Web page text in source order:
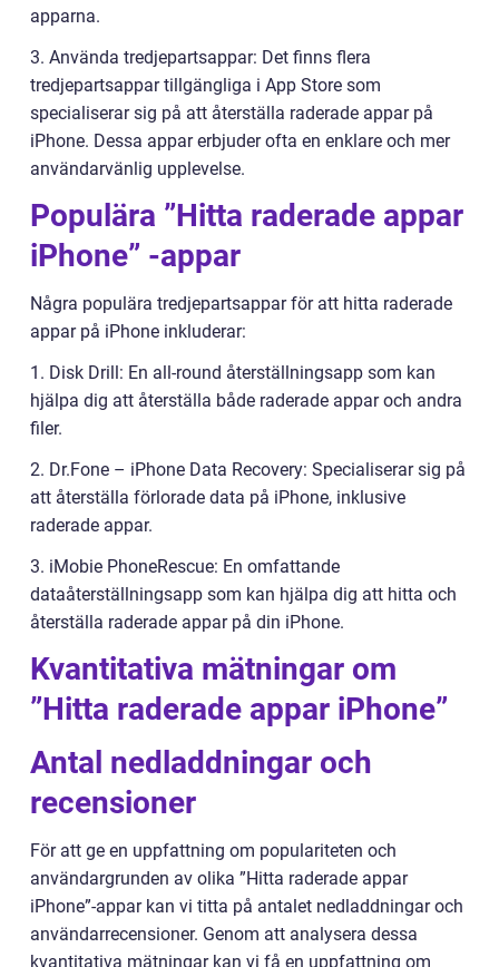
apparna.
3. Använda tredjepartsappar: Det finns flera
tredjepartsappar tillgängliga i App Store som
specialiserar sig på att återställa raderade appar på
iPhone. Dessa appar erbjuder ofta en enklare och mer
användarvänlig upplevelse.
Populära ”Hitta raderade appar
iPhone” -appar
Några populära tredjepartsappar för att hitta raderade
appar på iPhone inkluderar:
1. Disk Drill: En all-round återställningsapp som kan
hjälpa dig att återställa både raderade appar och andra
filer.
2. Dr.Fone – iPhone Data Recovery: Specialiserar sig på
att återställa förlorade data på iPhone, inklusive
raderade appar.
3. iMobie PhoneRescue: En omfattande
dataåterställningsapp som kan hjälpa dig att hitta och
återställa raderade appar på din iPhone.
Kvantitativa mätningar om
”Hitta raderade appar iPhone”
Antal nedladdningar och
recensioner
För att ge en uppfattning om populariteten och
användargrunden av olika ”Hitta raderade appar
iPhone”-appar kan vi titta på antalet nedladdningar och
användarrecensioner. Genom att analysera dessa
kvantitativa mätningar kan vi få en uppfattning om